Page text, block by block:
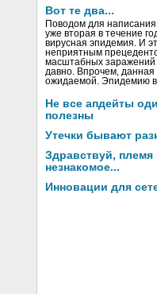
Вот те два...
Поводом для написания
уже вторая в течение
вирусная эпидемия. И
неприятным
масштабных заражений
давно. Впрочем, данная
ожидаемой. Эпидемию
Не все апдейты
полезны
Утечки бывают
Здравствуй, племя
незнакомое...
Инновации для